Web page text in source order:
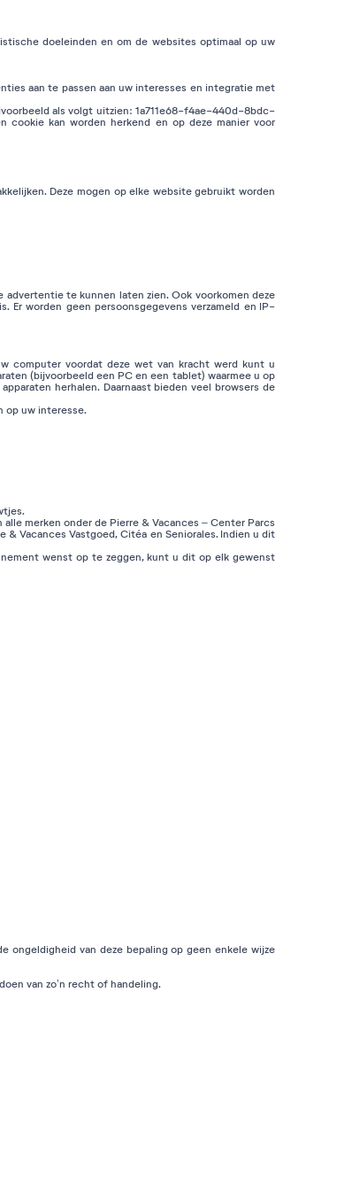
doeleinden en om de websites optimaal op uw
aan te passen aan uw interesses en integratie met
als volgt uitzien: 1a711e68-f4ae-440d-8bdc-
cookie kan worden herkend en op deze manier voor
Deze mogen op elke website gebruikt worden
te kunnen laten zien. Ook voorkomen deze
worden geen persoonsgegevens verzameld en IP-
computer voordat deze wet van kracht werd kunt u
(bijvoorbeeld een PC en een tablet) waarmee u op
herhalen. Daarnaast bieden veel browsers de
op uw interesse.
merken onder de Pierre & Vacances – Center Parcs
& Vacances Vastgoed, Citéa en Seniorales. Indien u dit
wenst op te zeggen, kunt u dit op elk gewenst
ongeldigheid van deze bepaling op geen enkele wijze
van zo’n recht of handeling.